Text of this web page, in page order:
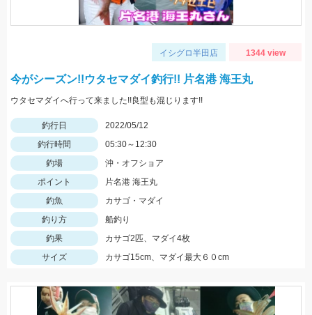
イシグロ半田店 1344 view
今がシーズン!!ウタセマダイ釣行!! 片名港 海王丸
ウタセマダイへ行って来ました!!良型も混じります!!
釣行日
2022/05/12
釣行時間
05:30～12:30
釣場
沖・オフショア
ポイント
片名港 海王丸
釣魚
カサゴ・マダイ
釣り方
船釣り
釣果
カサゴ2匹、マダイ4枚
サイズ
カサゴ15cm、マダイ最大６０cm